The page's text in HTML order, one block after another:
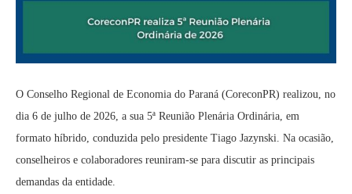
O Conselho Regional de Economia do Paraná (CoreconPR) realizou, no
dia 6 de julho de 2026, a sua 5ª Reunião Plenária Ordinária, em
formato híbrido, conduzida pelo presidente Tiago Jazynski. Na ocasião,
conselheiros e colaboradores reuniram-se para discutir as principais
demandas da entidade.